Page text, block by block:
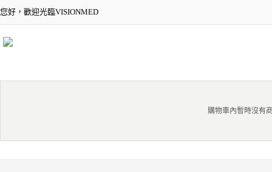
您好，歡迎光臨VISIONMED
購物車內暫時沒有